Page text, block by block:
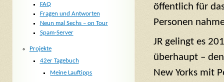
öffentlich für
Personen
JR gelingt es
überhaupt –
New Yorks mit
FAQ
Fragen und Antworten
Neun mal Sechs – on Tour
Spam-Server
Projekte
42er Tagebuch
Meine Lauftipps